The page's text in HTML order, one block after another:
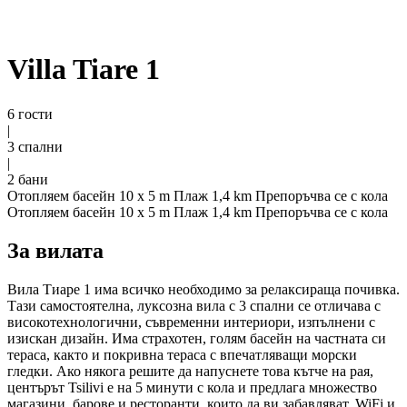
Villa Tiare 1
6 гости
|
3 спални
|
2 бани
Отопляем басейн 10 x 5 m Плаж 1,4 km Препоръчва се с кола
Отопляем басейн 10 x 5 m Плаж 1,4 km Препоръчва се с кола
За вилата
Вила Тиаре 1 има всичко необходимо за релаксираща почивка.
Тази самостоятелна, луксозна вила с 3 спални се отличава с
високотехнологични, съвременни интериори, изпълнени с
изискан дизайн. Има страхотен, голям басейн на частната си
тераса, както и покривна тераса с впечатляващи морски
гледки. Ако някога решите да напуснете това кътче на рая,
центърът Tsilivi е на 5 минути с кола и предлага множество
магазини, барове и ресторанти, които да ви забавляват. WiFi и